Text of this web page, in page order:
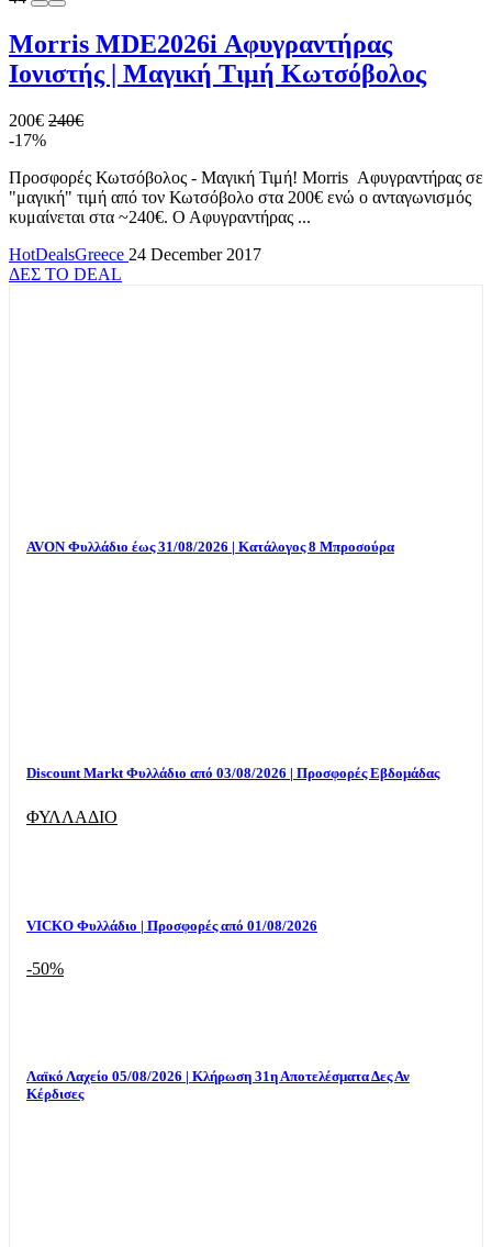
Morris MDE2026i Αφυγραντήρας
Ιονιστής | Μαγική Τιμή Κωτσόβολος
200€ 240€
-17%
Προσφορές Κωτσόβολος - Μαγική Τιμή! Morris Αφυγραντήρας σε
"μαγική" τιμή από τον Κωτσόβολο στα 200€ ενώ ο ανταγωνισμός
κυμαίνεται στα ~240€. Ο Αφυγραντήρας ...
HotDealsGreece 24 December 2017
ΔΕΣ ΤΟ DEAL
AVON Φυλλάδιο έως 31/08/2026 | Κατάλογος 8 Μπροσούρα
Discount Markt Φυλλάδιο από 03/08/2026 | Προσφορές Εβδομάδας
ΦΥΛΛΑΔΙΟ
VICKO Φυλλάδιο | Προσφορές από 01/08/2026
-50%
Λαϊκό Λαχείο 05/08/2026 | Κλήρωση 31η Αποτελέσματα Δες Αν
Κέρδισες